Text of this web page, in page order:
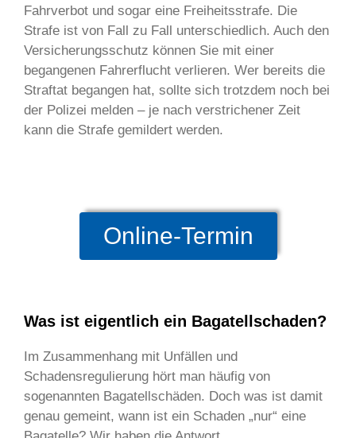
Fahrverbot und sogar eine Freiheitsstrafe. Die
Strafe ist von Fall zu Fall unterschiedlich. Auch den
Versicherungsschutz können Sie mit einer
begangenen Fahrerflucht verlieren. Wer bereits die
Straftat begangen hat, sollte sich trotzdem noch bei
der Polizei melden – je nach verstrichener Zeit
kann die Strafe gemildert werden.
Online-Termin
Was ist eigentlich ein Bagatellschaden?
Im Zusammenhang mit Unfällen und
Schadensregulierung hört man häufig von
sogenannten Bagatellschäden. Doch was ist damit
genau gemeint, wann ist ein Schaden „nur“ eine